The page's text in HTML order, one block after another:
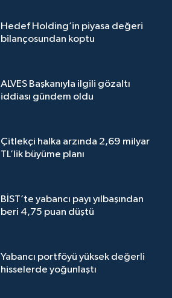
Hedef Holding’in piyasa değeri
bilançosundan koptu
ALVES Başkanıyla ilgili gözaltı
iddiası gündem oldu
Çitlekçi halka arzında 2,69 milyar
TL’lik büyüme planı
BİST’te yabancı payı yılbaşından
beri 4,75 puan düştü
Yabancı portföyü yüksek değerli
hisselerde yoğunlaştı